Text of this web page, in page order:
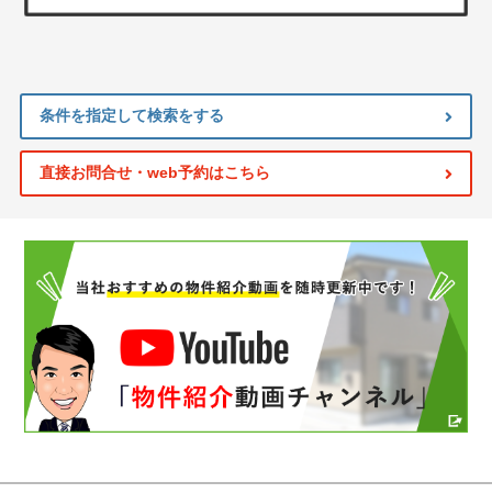
条件を指定して検索をする
直接お問合せ・web予約はこちら